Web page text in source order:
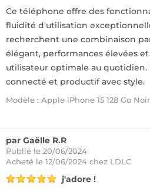
Ce téléphone offre des
fluidité d'utilisation
recherchent une combinaison
élégant, performances élevées
utilisateur optimale au quotidien.
connecté et productif avec style.
Modèle : Apple iPhone 15 128 Go Noir
par Gaëlle R.R
Publié le 20/06/2024
Acheté le 12/06/2024 chez LDLC
j'adore !